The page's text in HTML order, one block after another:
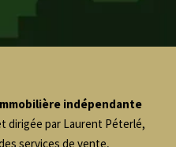
indépendante
dirigée par Laurent Péterlé,
services de vente,